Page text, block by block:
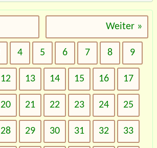
Weiter »
4 5 6 7 8 9
12 13 14 15 16 17
20 21 22 23 24 25
28 29 30 31 32 33